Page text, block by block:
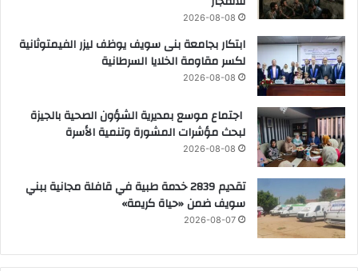
2026-08-08
ابتكار بجامعة بنى سويف يوظف ليزر الفيمتوثانية
لكسر مقاومة الخلايا السرطانية
2026-08-08
اجتماع موسع بمديرية الشؤون الصحية بالجيزة
لبحث مؤشرات المشورة وتنمية الأسرة
2026-08-08
تقديم 2839 خدمة طبية في قافلة مجانية ببني
سويف ضمن «حياة كريمة»
2026-08-07